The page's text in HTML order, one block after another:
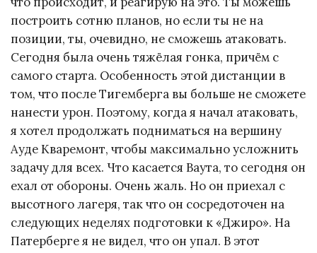
построить сотню планов, но если ты не на
позиции, ты, очевидно, не сможешь атаковать.
Сегодня была очень тяжёлая гонка, причём с
самого старта. Особенность этой дистанции в
том, что после Тигемберга вы больше не сможете
нанести урон. Поэтому, когда я начал атаковать,
я хотел продолжать подниматься на вершину
Ауде Кваремонт, чтобы максимально усложнить
задачу для всех. Что касается Ваута, то сегодня он
ехал от обороны. Очень жаль. Но он приехал с
высотного лагеря, так что он сосредоточен на
следующих неделях подготовки к «Джиро». На
Патерберге я не видел, что он упал. В этот